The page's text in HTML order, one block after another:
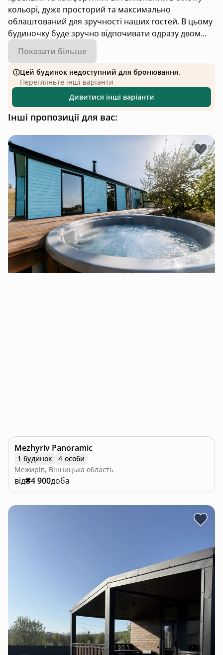
кольорі, дуже просторий та максимально
облаштований для зручності наших гостей. В цьому
будиночку буде зручно відпочивати одразу двом
сімʼям або ж святкувати в невеликій компанії хороші
події.
Показати більше
Цей будинок недоступний для бронювання.
Перегляньте інші варіанти
Дивитися інші варіанти
Інші пропозиції для вас:
Mezhyriv Panoramic
1 будинок
4 особи
Межирів, Вінницька область
від₴4 900доба